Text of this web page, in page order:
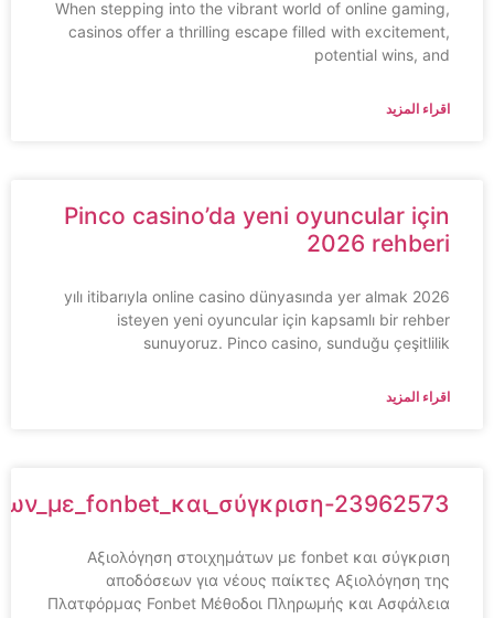
When stepping into the vibrant world of online gaming,
casinos offer a thrilling escape filled with excitement,
potential wins, and
اقراء المزيد
Pinco casino’da yeni oyuncular için
2026 rehberi
2026 yılı itibarıyla online casino dünyasında yer almak
isteyen yeni oyuncular için kapsamlı bir rehber
sunuyoruz. Pinco casino, sunduğu çeşitlilik
اقراء المزيد
23962573
Αξιολόγηση στοιχημάτων με fonbet και σύγκριση
αποδόσεων για νέους παίκτες Αξιολόγηση της
Πλατφόρμας Fonbet Μέθοδοι Πληρωμής και Ασφάλεια